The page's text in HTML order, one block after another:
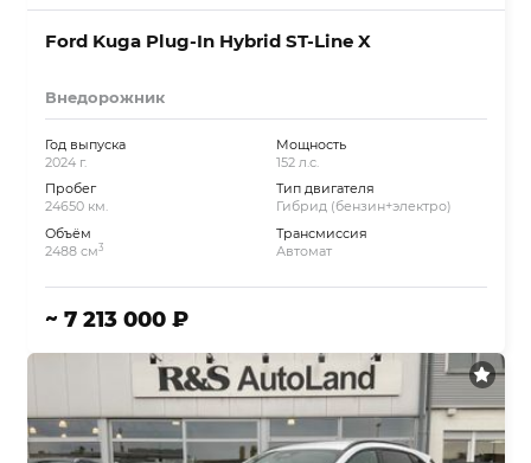
Ford Kuga Plug-In Hybrid ST-Line X
Внедорожник
Год выпуска
2024 г.
Пробег
24650 км.
Объём
2488 см3
Мощность
152 л.с.
Тип двигателя
Гибрид (бензин+электро)
Трансмиссия
Автомат
~ 7 213 000 ₽